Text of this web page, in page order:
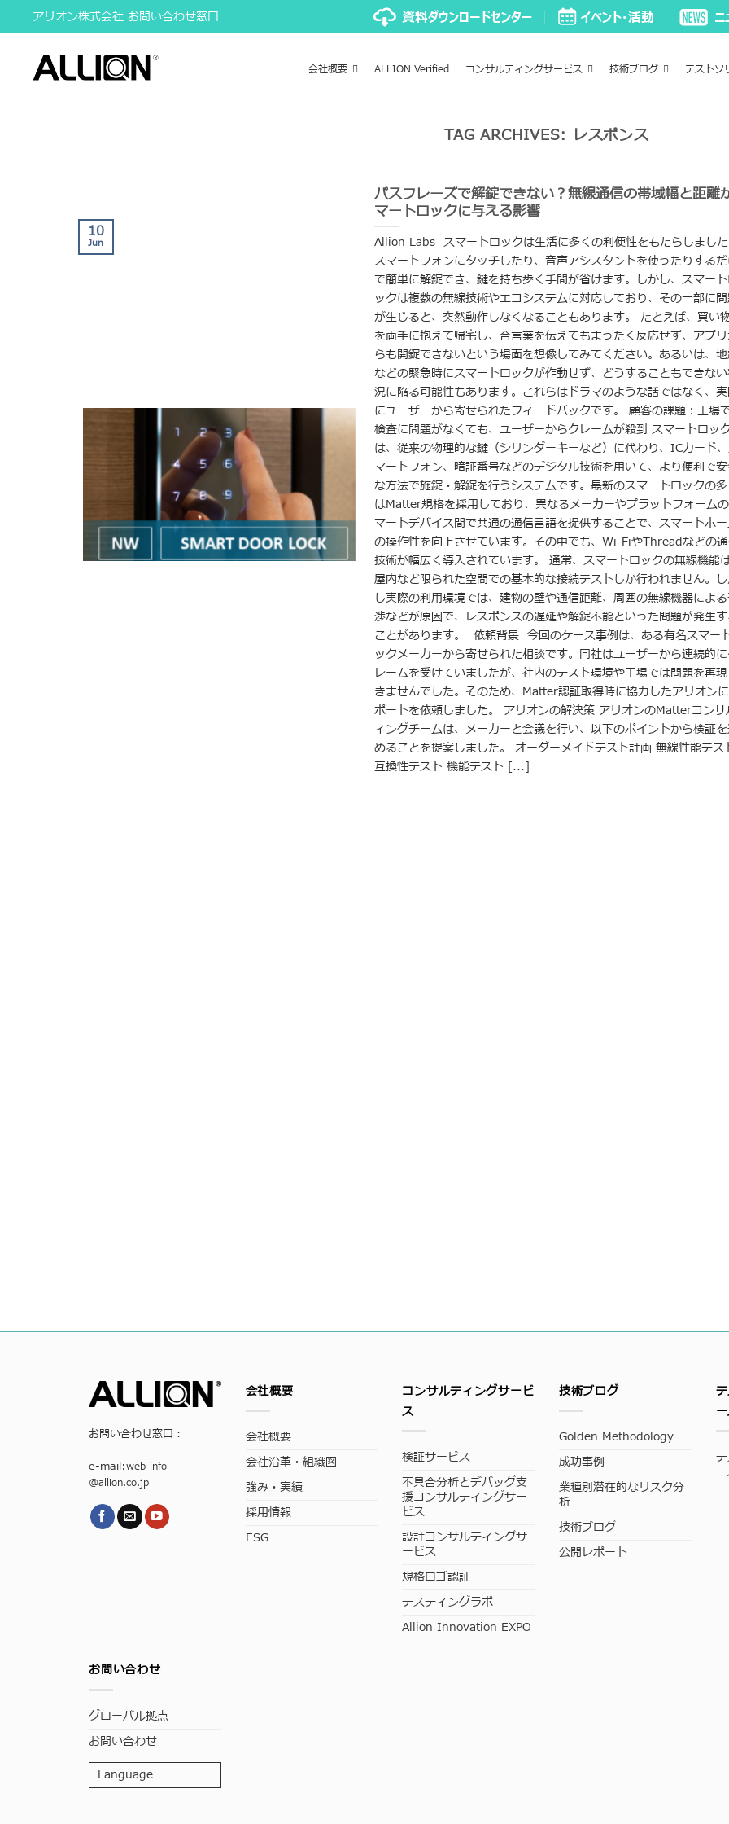
to
content
アリオン株式会社 お問い合わせ窓口
会社概要 ALLION Verified コンサルティングサービス 技術ブログ テストソ
TAG ARCHIVES: レスポンス
パスフレーズで解錠できない？無線通信の帯域幅と距離
マートロックに与える影響
Allion Labs スマートロックは生活に多くの利便性をもたらしまし
スマートフォンにタッチしたり、音声アシスタントを使ったりする
で簡単に解錠でき、鍵を持ち歩く手間が省けます。しかし、スマー
ックは複数の無線技術やエコシステムに対応しており、その一部に
が生じると、突然動作しなくなることもあります。 たとえば、買い
を両手に抱えて帰宅し、合言葉を伝えてもまったく反応せず、アプ
らも開錠できないという場面を想像してみてください。あるいは、
などの緊急時にスマートロックが作動せず、どうすることもできな
況に陥る可能性もあります。これらはドラマのような話ではなく、
にユーザーから寄せられたフィードバックです。 顧客の課題：工場
検査に問題がなくても、ユーザーからクレームが殺到 スマートロッ
は、従来の物理的な鍵（シリンダーキーなど）に代わり、ICカード
マートフォン、暗証番号などのデジタル技術を用いて、より便利で
な方法で施錠・解錠を行うシステムです。最新のスマートロックの
はMatter規格を採用しており、異なるメーカーやプラットフォーム
マートデバイス間で共通の通信言語を提供することで、スマートホ
の操作性を向上させています。その中でも、Wi-FiやThreadなどの
技術が幅広く導入されています。 通常、スマートロックの無線機能
屋内など限られた空間での基本的な接続テストしか行われません。
し実際の利用環境では、建物の壁や通信距離、周囲の無線機器によ
渉などが原因で、レスポンスの遅延や解錠不能といった問題が発生
ことがあります。 依頼背景 今回のケース事例は、ある有名スマー
ックメーカーから寄せられた相談です。同社はユーザーから連続的
レームを受けていましたが、社内のテスト環境や工場では問題を再
きませんでした。そのため、Matter認証取得時に協力したアリオン
ポートを依頼しました。 アリオンの解決策 アリオンのMatterコンサ
ィングチームは、メーカーと会議を行い、以下のポイントから検証
めることを提案しました。 オーダーメイドテスト計画 無線性能テス
互換性テスト 機能テスト [...]
10
Jun
お問い合わせ窓口：
e-mail:web-info
@allion.co.jp
会社概要
会社概要
会社沿革・組織図
強み・実績
採用情報
ESG
コンサルティングサービ
ス
検証サービス
不具合分析とデバッグ支
援コンサルティングサー
ビス
設計コンサルティングサ
ービス
規格ロゴ認証
テスティングラボ
Allion Innovation EXPO
技術ブログ
Golden Methodology
成功事例
業種別潜在的なリスク分
析
技術ブログ
公開レポート
お問い合わせ
グローバル拠点
お問い合わせ
Language